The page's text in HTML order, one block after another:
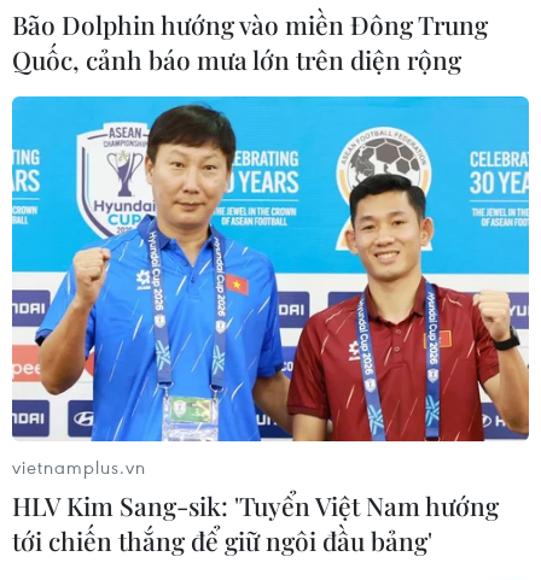
#Liverpool #Chelsea
#Siêu cúp châu Âu
#Phòng thay đồ
Bão Dolphin hướng vào miền Đông Trung
Quốc, cảnh báo mưa lớn trên diện rộng
vietnamplus.vn
HLV Kim Sang-sik: 'Tuyển Việt Nam hướng
tới chiến thắng để giữ ngôi đầu bảng'